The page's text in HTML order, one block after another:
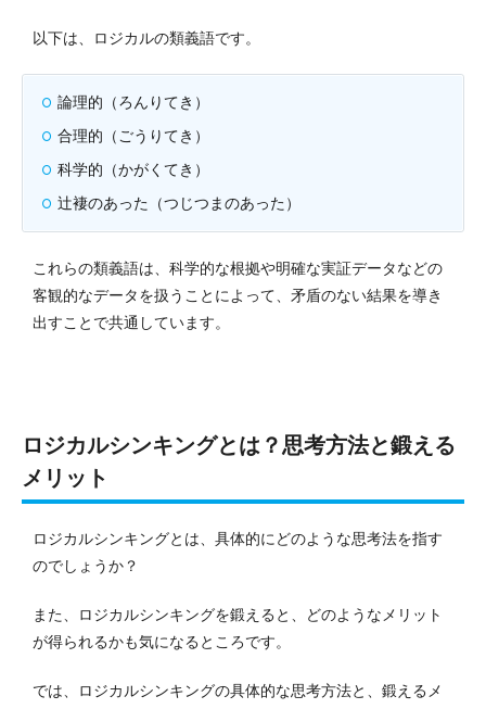
以下は、ロジカルの類義語です。
論理的（ろんりてき）
合理的（ごうりてき）
科学的（かがくてき）
辻褄のあった（つじつまのあった）
これらの類義語は、科学的な根拠や明確な実証データなどの
客観的なデータを扱うことによって、矛盾のない結果を導き
出すことで共通しています。
ロジカルシンキングとは？思考方法と鍛える
メリット
ロジカルシンキングとは、具体的にどのような思考法を指す
のでしょうか？
また、ロジカルシンキングを鍛えると、どのようなメリット
が得られるかも気になるところです。
では、ロジカルシンキングの具体的な思考方法と、鍛えるメ